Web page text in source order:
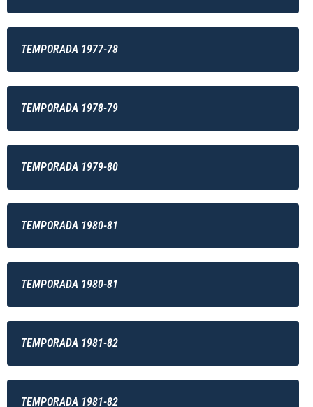
TEMPORADA 1977-78
TEMPORADA 1978-79
TEMPORADA 1979-80
TEMPORADA 1980-81
TEMPORADA 1980-81
TEMPORADA 1981-82
TEMPORADA 1981-82